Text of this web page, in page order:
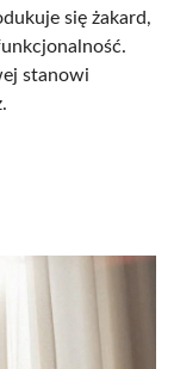
się żakard,
stanowi